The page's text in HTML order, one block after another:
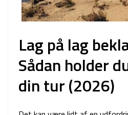
Lag på lag
Sådan holder
din tur (2026)